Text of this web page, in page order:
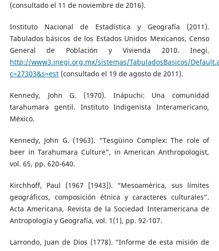
(consultado el 11 de noviembre de 2016).
Instituto Nacional de Estadística y Geografía (2011).
Tabulados básicos de los Estados Unidos Mexicanos, Censo
General de Población y Vivienda 2010. Inegi.
http://www3.inegi.org.mx/sistemas/TabuladosBasicos/
c=27303&s=est(consultado el 19 de agosto de 2011).
Kennedy, John G. (1970). Inápuchi: Una comunidad
tarahumara gentil. Instituto Indigenista Interamericano,
México.
Kennedy, John G. (1963). “Tesgüino Complex: The role of
beer in Tarahumara Culture”, in American Anthropologist,
vol. 65, pp. 620-640.
Kirchhoff, Paul (1967 [1943]). “Mesoamérica, sus límites
geográficos, composición étnica y caracteres culturales”.
Acta Americana, Revista de la Sociedad Interamericana de
Antropología y Geografía, vol. 1(1), pp. 92-107.
Larrondo, Juan de Dios (1778). “Informe de esta misión de